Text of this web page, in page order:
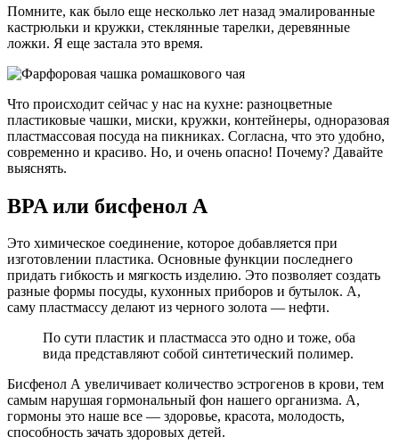
Помните, как было еще несколько лет назад эмалированные
кастрюльки и кружки, стеклянные тарелки, деревянные
ложки. Я еще застала это время.
Что происходит сейчас у нас на кухне: разноцветные
пластиковые чашки, миски, кружки, контейнеры, одноразовая
пластмассовая посуда на пикниках. Согласна, что это удобно,
современно и красиво. Но, и очень опасно! Почему? Давайте
выяснять.
BPA или бисфенол А
Это химическое соединение, которое добавляется при
изготовлении пластика. Основные функции последнего
придать гибкость и мягкость изделию. Это позволяет создать
разные формы посуды, кухонных приборов и бутылок. А,
саму пластмассу делают из черного золота — нефти.
По сути пластик и пластмасса это одно и тоже, оба
вида представляют собой синтетический полимер.
Бисфенол А увеличивает количество эстрогенов в крови, тем
самым нарушая гормональный фон нашего организма. А,
гормоны это наше все — здоровье, красота, молодость,
способность зачать здоровых детей.